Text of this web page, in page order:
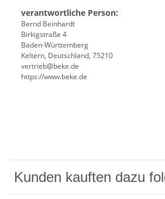
verantwortliche Person:
Bernd Beinhardt
Birkigstraße 4
Baden-Württemberg
Keltern, Deutschland, 75210
vertrieb@beke.de
https://www.beke.de
Kunden kauften dazu